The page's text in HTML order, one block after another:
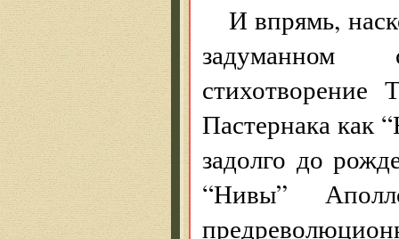
И впрямь,
задуманном
стихотворение
Пастернака
задолго до
“Нивы”